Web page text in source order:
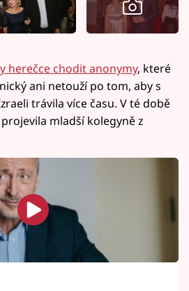
herečce chodit anonymy, které
ani netouží po tom, aby s
trávila více času. V té době
mladší kolegyně z